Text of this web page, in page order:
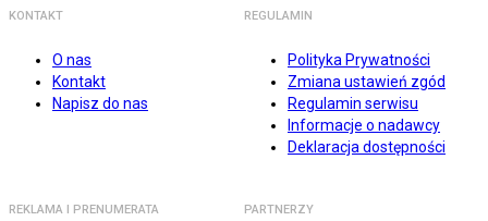
KONTAKT
O nas
Kontakt
Napisz do nas
REGULAMIN
Polityka Prywatności
Zmiana ustawień zgód
Regulamin serwisu
Informacje o nadawcy
Deklaracja dostępności
REKLAMA I PRENUMERATA PARTNERZY